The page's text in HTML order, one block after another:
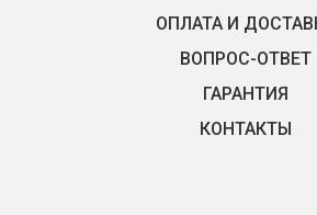
ОПЛАТА И
ВОПРОС-ОТВЕТ
ГАРАНТИЯ
КОНТАКТЫ